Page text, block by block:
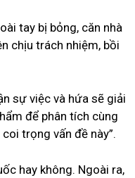
tay bị bỏng, căn nhà
chịu trách nhiệm, bồi
sự việc và hứa sẽ giải
để phân tích cùng
trọng vấn đề này”.
hay không. Ngoài ra,